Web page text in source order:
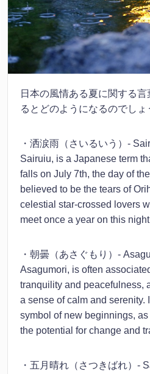
日本の風情ある夏に関する
るとどのようになるのでしょ
・洒涙雨（さいるいう）-
Sairuiu, is a Japanese term
falls on July 7th, the day of
believed to be the tears of
celestial star-crossed lovers
meet once a year on this
・朝曇（あさぐもり）-
Asagumori, is often
tranquility and peacefulness,
a sense of calm and serenity.
symbol of new beginnings,
the potential for change and
・五月晴れ（さつきばれ）-